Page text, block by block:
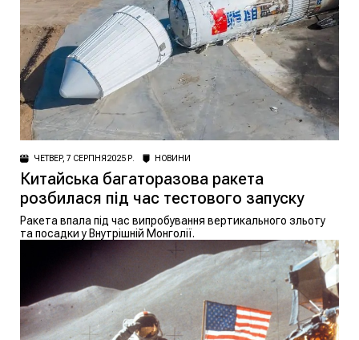
ЧЕТВЕР, 7 СЕРПНЯ 2025 Р. НОВИНИ
Китайська багаторазова ракета
розбилася під час тестового запуску
Ракета впала під час випробування вертикального зльоту
та посадки у Внутрішній Монголії.